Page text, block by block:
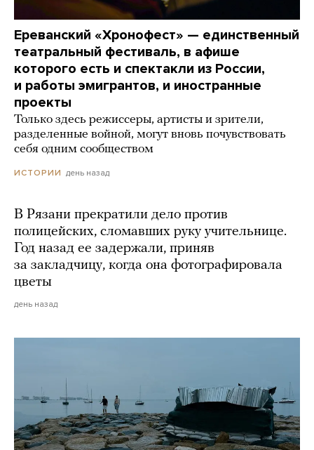
Ереванский «Хронофест» — единственный
театральный фестиваль, в афише
которого есть и спектакли из России,
и работы эмигрантов, и иностранные
проекты
Только здесь режиссеры, артисты и зрители,
разделенные войной, могут вновь почувствовать
себя одним сообществом
ИСТОРИИ день назад
В Рязани прекратили дело против
полицейских, сломавших руку учительнице.
Год назад ее задержали, приняв
за закладчицу, когда она фотографировала
цветы
день назад